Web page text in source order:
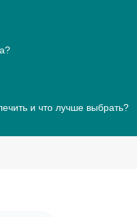
и что лучше выбрать?